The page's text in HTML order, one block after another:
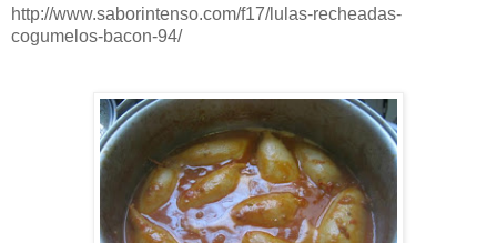
http://www.saborintenso.com/f17/lulas-recheadas-
cogumelos-bacon-94/